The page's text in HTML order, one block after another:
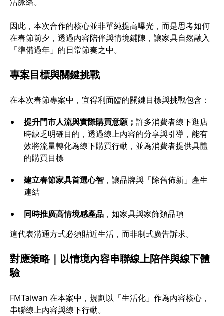
因此，本次合作的核心並非單純提高曝光，而是思考如何
在春節前夕，透過內容陪伴與情境鋪陳，讓家具自然融入
「準備過年」的日常節奏之中。
專案目標與關鍵挑戰
在本次春節專案中，宜得利面臨的關鍵目標與挑戰包含：
提升門市人流與實際購買意願； 許多消費者線下逛店
時缺乏明確目的，透過線上內容的分享與引導，能有
效將流量轉化為線下購買行動，並為消費者提供具體
的購買目標
建立春節家具首選心智 ，讓品牌與「除舊佈新」產生
連結
同時推廣高情境感產品 ，如家具與家飾類品項
這代表溝通方式必須貼近生活，而非制式廣告訴求。
對應策略｜以情境內容串聯線上陪伴與線下體
驗
FMTaiwan 在本案中，規劃以「生活化」作為內容核心，
串聯線上內容與線下行動。